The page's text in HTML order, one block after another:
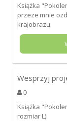
Książka
przeze mnie
krajobrazu.
Wesprzyj
0
Książka
rozmiar L).